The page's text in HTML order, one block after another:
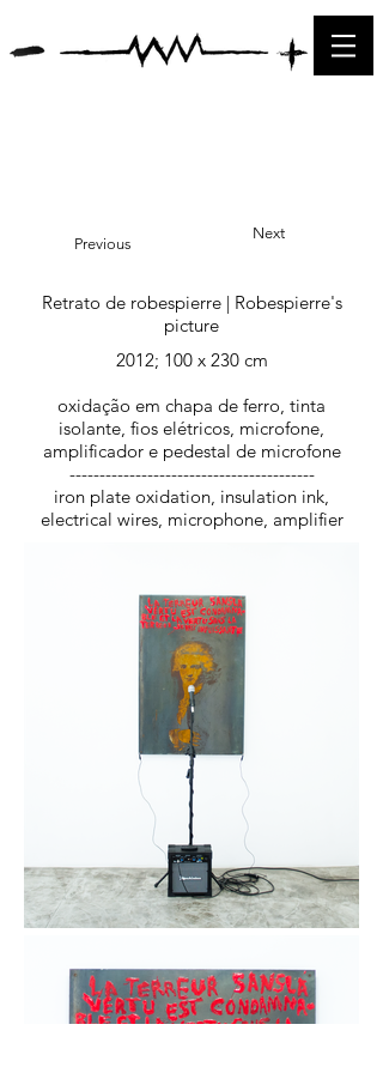
Previous
Next
Retrato de robespierre | Robespierre's
picture
2012; 100 x 230 cm
oxidação em chapa de ferro, tinta
isolante, fios elétricos, microfone,
amplificador e pedestal de microfone
-----------------------------------------
iron plate oxidation, insulation ink,
electrical wires, microphone, amplifier